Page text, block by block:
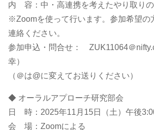
内 容：中・高連携を考えたやり取り
※Zoomを使って行います。参加希望の
連絡ください。
参加申込・問合せ： ZUK11064＠
幸）
（＠は@に変えてお送りください）
◆ オーラルアプローチ研究部会
日 時：2025年11月15日（土）午後
会 場：Zoomによる